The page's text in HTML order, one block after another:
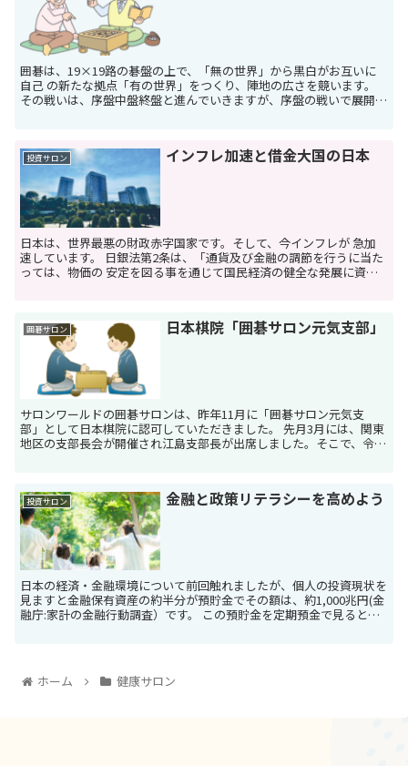
囲碁は、19×19路の碁盤の上で、「無の世界」から黒白がお互いに
自己 の新たな拠点「有の世界」をつくり、陣地の広さを競います。
その戦いは、序盤中盤終盤と進んでいきますが、序盤の戦いで展開さ
投資サロン インフレ加速と借金大国の日本
日本は、世界最悪の財政赤字国家です。そして、今インフレが 急加
速しています。 日銀法第2条は、「通貨及び金融の調節を行うに当た
っては、物価の 安定を図る事を通じて国民経済の健全な発展に資す
囲碁サロン 日本棋院「囲碁サロン元気支部」
サロンワールドの囲碁サロンは、昨年11月に「囲碁サロン元気支
部」として日本棋院に認可していただきました。 先月3月には、関東
地区の支部長会が開催され江島支部長が出席しました。そこで、令和
投資サロン 金融と政策リテラシーを高めよう
日本の経済・金融環境について前回触れましたが、個人の投資現状を
見ますと金融保有資産の約半分が預貯金でその額は、約1,000兆円(金
融庁:家計の金融行動調査）です。 この預貯金を定期預金で見ると、
ホーム 健康サロン